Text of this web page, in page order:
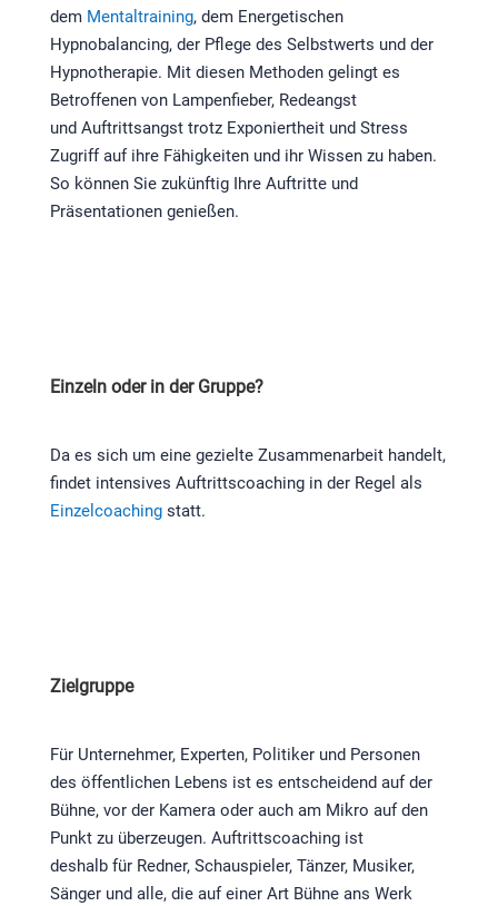
dem Mentaltraining, dem Energetischen
Hypnobalancing, der Pflege des Selbstwerts und der
Hypnotherapie. Mit diesen Methoden gelingt es
Betroffenen von Lampenfieber, Redeangst
und Auftrittsangst trotz Exponiertheit und Stress
Zugriff auf ihre Fähigkeiten und ihr Wissen zu haben.
So können Sie zukünftig Ihre Auftritte und
Präsentationen genießen.
Einzeln oder in der Gruppe?
Da es sich um eine gezielte Zusammenarbeit handelt,
findet intensives Auftrittscoaching in der Regel als
Einzelcoachingstatt.
Zielgruppe
Für Unternehmer, Experten, Politiker und Personen
des öffentlichen Lebens ist es entscheidend auf der
Bühne, vor der Kamera oder auch am Mikro auf den
Punkt zu überzeugen. Auftrittscoaching ist
deshalb für Redner, Schauspieler, Tänzer, Musiker,
Sänger und alle, die auf einer Art Bühne ans Werk